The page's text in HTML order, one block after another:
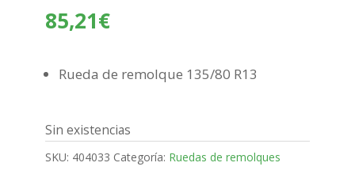
85,21€
Rueda de remolque 135/80 R13
Sin existencias
SKU: 404033 Categoría: Ruedas de remolques